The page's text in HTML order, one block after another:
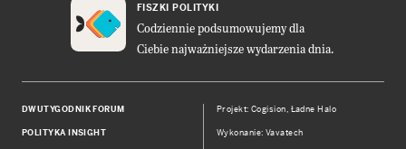
FISZKI POLITYKI
Codziennie podsumowujemy dla
Ciebie najważniejsze wydarzenia dnia.
DWUTYGODNIK FORUM
POLITYKA INSIGHT
Projekt:Cogision, Ładne Halo
Wykonanie: Vavatech